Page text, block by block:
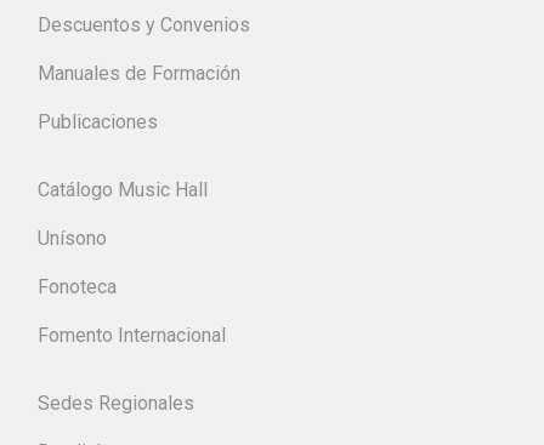
Descuentos y Convenios
Manuales de Formación
Publicaciones
Catálogo Music Hall
Unísono
Fonoteca
Fomento Internacional
Sedes Regionales